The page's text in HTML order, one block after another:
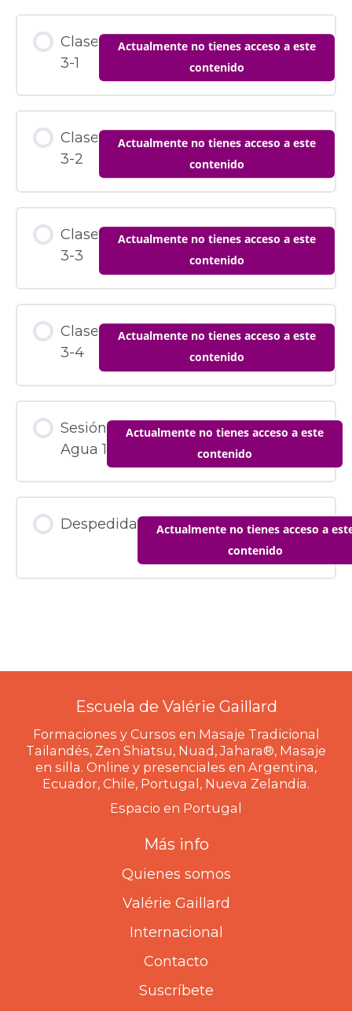
Clase
3-1
Actualmente no tienes acceso a este
contenido
Clase
3-2
Actualmente no tienes acceso a este
contenido
Clase
3-3
Actualmente no tienes acceso a este
contenido
Clase
3-4
Actualmente no tienes acceso a este
contenido
Sesión
Agua 1
Actualmente no tienes acceso a este
contenido
Despedida
Actualmente no tienes acceso a
contenido
Escuela de Valérie Gaillard
Formaciones y Cursos en Masaje Tradicional
Tailandés, Zen Shiatsu, Nuad, Jahara®, Masaje
en silla. Online y presenciales en Argentina,
Ecuador, Chile, Portugal, Nueva Zelandia.
Espacio en Portugal
Más info
Quienes somos
Valérie Gaillard
Internacional
Contacto
Suscríbete